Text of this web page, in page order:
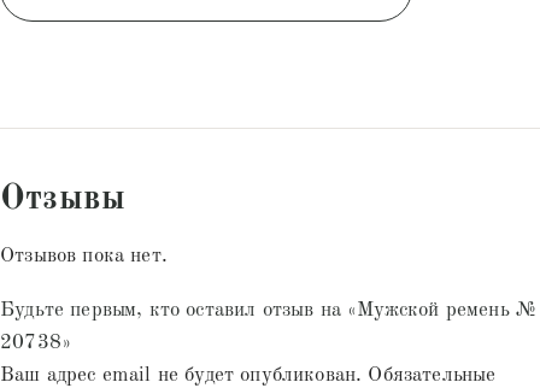
Отзывы
Отзывов пока нет.
Будьте первым, кто оставил отзыв на «Мужской ремень №
20738»
Ваш адрес email не будет опубликован. Обязательные